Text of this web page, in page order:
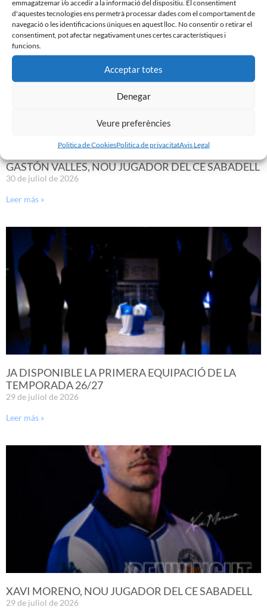
emmagatzemar i/o accedir a la informació del dispositiu. El consentiment
d'aquestes tecnologies ens permetrà processar dades com el comportament de
navegació o les identificacions úniques en aquest lloc. No consentir o retirar el
consentiment, pot afectar negativament unes certes característiques i
funcions.
Acceptar totes
Denegar
Veure preferències
Politica de CookiesPolitica de privacitatAvis Legal
GASTÓN VALLES, NOU JUGADOR DEL CE SABADELL
30 de juliol de 2026
Leer más »
JA DISPONIBLE LA PRIMERA EQUIPACIÓ DE LA
TEMPORADA 26/27
29 de juliol de 2026
Leer más »
XAVI MORENO, NOU JUGADOR DEL CE SABADELL
29 de juliol de 2026